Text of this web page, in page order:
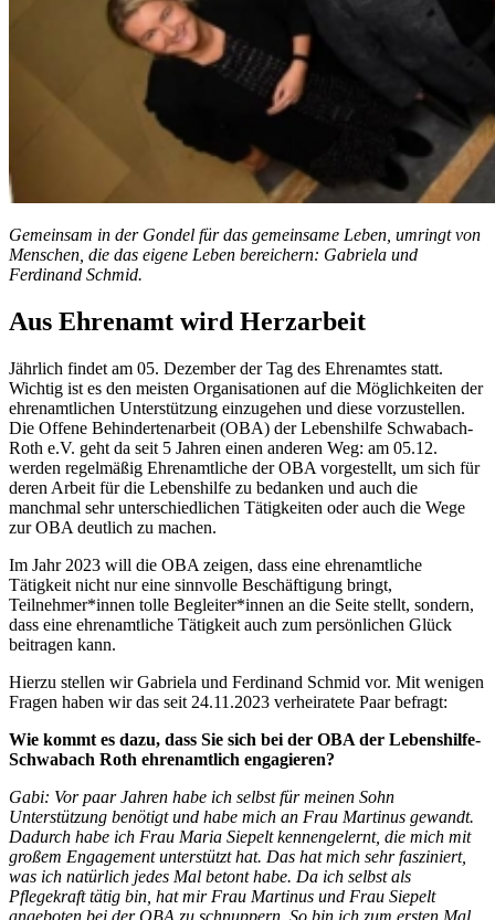
Gemeinsam in der Gondel für das gemeinsame Leben, umringt von
Menschen, die das eigene Leben bereichern: Gabriela und
Ferdinand Schmid.
Aus Ehrenamt wird Herzarbeit
Jährlich findet am 05. Dezember der Tag des Ehrenamtes statt.
Wichtig ist es den meisten Organisationen auf die Möglichkeiten der
ehrenamtlichen Unterstützung einzugehen und diese vorzustellen.
Die Offene Behindertenarbeit (OBA) der Lebenshilfe Schwabach-
Roth e.V. geht da seit 5 Jahren einen anderen Weg: am 05.12.
werden regelmäßig Ehrenamtliche der OBA vorgestellt, um sich für
deren Arbeit für die Lebenshilfe zu bedanken und auch die
manchmal sehr unterschiedlichen Tätigkeiten oder auch die Wege
zur OBA deutlich zu machen.
Im Jahr 2023 will die OBA zeigen, dass eine ehrenamtliche
Tätigkeit nicht nur eine sinnvolle Beschäftigung bringt,
Teilnehmer*innen tolle Begleiter*innen an die Seite stellt, sondern,
dass eine ehrenamtliche Tätigkeit auch zum persönlichen Glück
beitragen kann.
Hierzu stellen wir Gabriela und Ferdinand Schmid vor. Mit wenigen
Fragen haben wir das seit 24.11.2023 verheiratete Paar befragt:
Wie kommt es dazu, dass Sie sich bei der OBA der Lebenshilfe-
Schwabach Roth ehrenamtlich engagieren?
Gabi: Vor paar Jahren habe ich selbst für meinen Sohn
Unterstützung benötigt und habe mich an Frau Martinus gewandt.
Dadurch habe ich Frau Maria Siepelt kennengelernt, die mich mit
großem Engagement unterstützt hat. Das hat mich sehr fasziniert,
was ich natürlich jedes Mal betont habe. Da ich selbst als
Pflegekraft tätig bin, hat mir Frau Martinus und Frau Siepelt
angeboten bei der OBA zu schnuppern. So bin ich zum ersten Mal